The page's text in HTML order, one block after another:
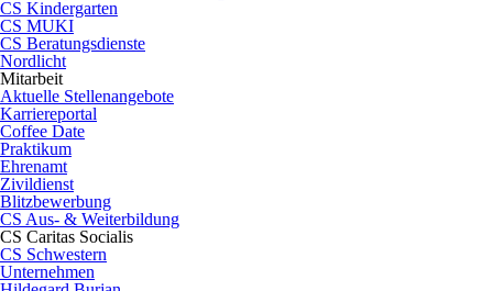
CS Kindergarten
CS MUKI
CS Beratungsdienste
Nordlicht
Mitarbeit
Aktuelle Stellenangebote
Karriereportal
Coffee Date
Praktikum
Ehrenamt
Zivildienst
Blitzbewerbung
CS Aus- & Weiterbildung
CS Caritas Socialis
CS Schwestern
Unternehmen